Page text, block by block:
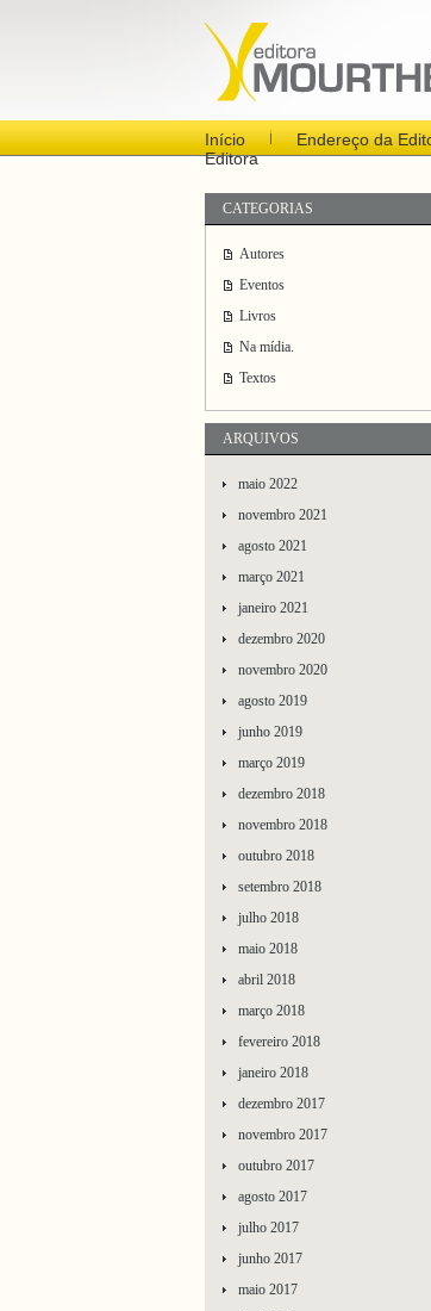
Início Endereço da
Editora
CATEGORIAS
Autores
Eventos
Livros
Na mídia.
Textos
ARQUIVOS
maio 2022
novembro 2021
agosto 2021
março 2021
janeiro 2021
dezembro 2020
novembro 2020
agosto 2019
junho 2019
março 2019
dezembro 2018
novembro 2018
outubro 2018
setembro 2018
julho 2018
maio 2018
abril 2018
março 2018
fevereiro 2018
janeiro 2018
dezembro 2017
novembro 2017
outubro 2017
agosto 2017
julho 2017
junho 2017
maio 2017